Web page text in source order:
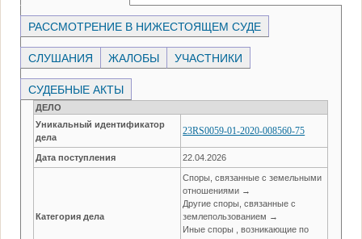
РАССМОТРЕНИЕ В НИЖЕСТОЯЩЕМ СУДЕ
СЛУШАНИЯ ЖАЛОБЫ УЧАСТНИКИ
СУДЕБНЫЕ АКТЫ
ДЕЛО
Уникальный идентификатор
дела
23RS0059-01-2020-008560-75
Дата поступления 22.04.2026
Категория дела
Споры, связанные с земельными
отношениями →
Другие споры, связанные с
землепользованием →
Иные споры , возникающие по